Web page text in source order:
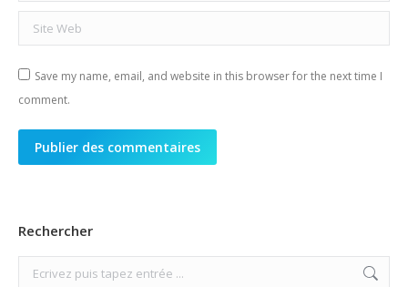
Site Web
Save my name, email, and website in this browser for the next time I
comment.
Publier des commentaires
Rechercher
Search: